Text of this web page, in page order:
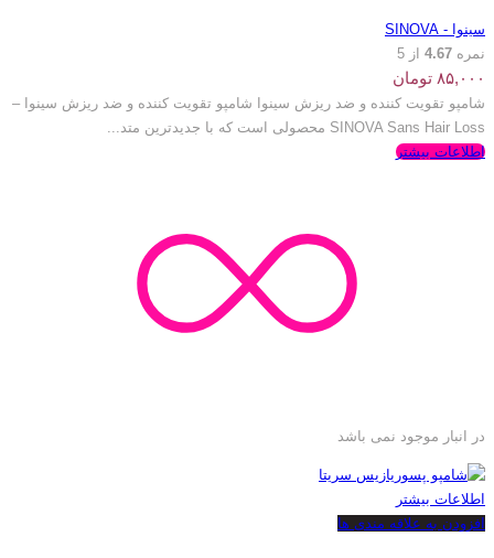
سینوا - SINOVA
نمره 4.67 از 5
۸۵,۰۰۰ تومان
شامپو تقویت کننده و ضد ریزش سینوا شامپو تقویت کننده و ضد ریزش سینوا –
SINOVA Sans Hair Loss محصولی است که با جدیدترین متد...
اطلاعات بیشتر
در انبار موجود نمی باشد
اطلاعات بیشتر
افزودن به علاقه مندی ها